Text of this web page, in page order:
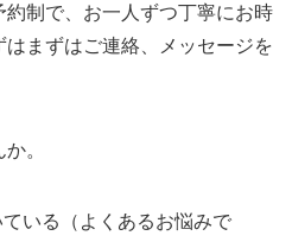
約制で、お一人ずつ丁寧にお時
まずはご連絡、メッセージを
。
いる（よくあるお悩みで